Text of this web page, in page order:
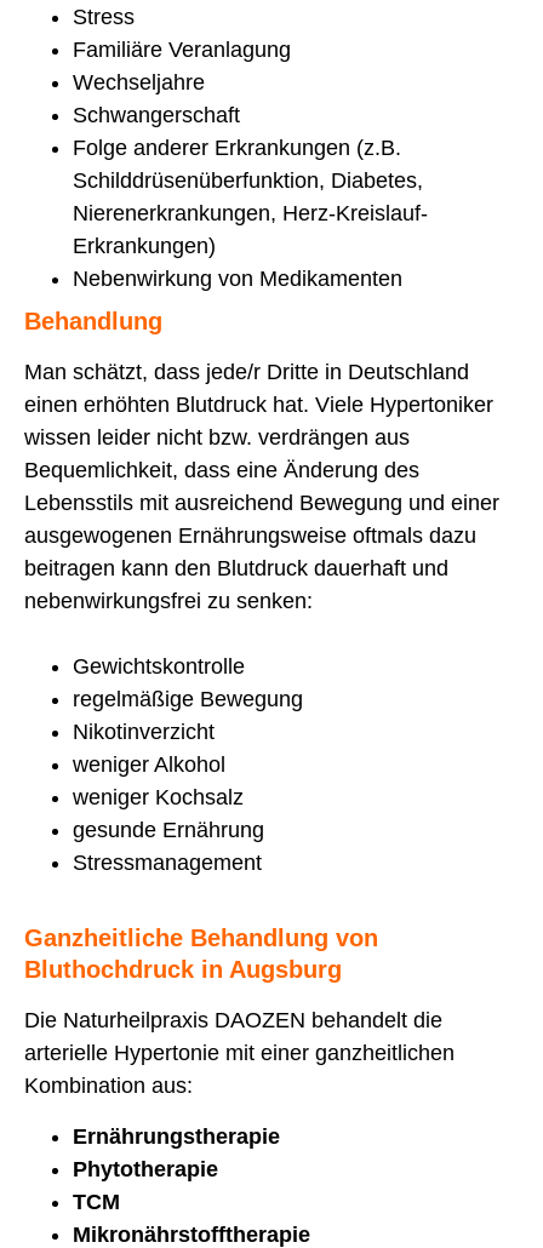
Stress
Familiäre Veranlagung
Wechseljahre
Schwangerschaft
Folge anderer Erkrankungen (z.B.
Schilddrüsenüberfunktion, Diabetes,
Nierenerkrankungen, Herz-Kreislauf-
Erkrankungen)
Nebenwirkung von Medikamenten
Behandlung
Man schätzt, dass jede/r Dritte in Deutschland
einen erhöhten Blutdruck hat. Viele Hypertoniker
wissen leider nicht bzw. verdrängen aus
Bequemlichkeit, dass eine Änderung des
Lebensstils mit ausreichend Bewegung und einer
ausgewogenen Ernährungsweise oftmals dazu
beitragen kann den Blutdruck dauerhaft und
nebenwirkungsfrei zu senken:
Gewichtskontrolle
regelmäßige Bewegung
Nikotinverzicht
weniger Alkohol
weniger Kochsalz
gesunde Ernährung
Stressmanagement
Ganzheitliche Behandlung von
Bluthochdruck in Augsburg
Die Naturheilpraxis DAOZEN behandelt die
arterielle Hypertonie mit einer ganzheitlichen
Kombination aus:
Ernährungstherapie
Phytotherapie
TCM
Mikronährstofftherapie